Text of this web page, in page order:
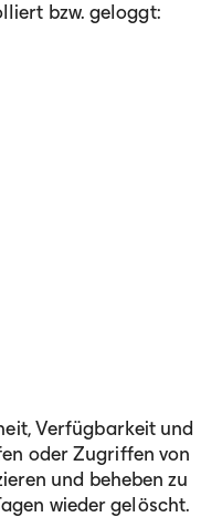
bzw. geloggt:
Verfügbarkeit und
oder Zugriffen von
und beheben zu
wieder gelöscht.